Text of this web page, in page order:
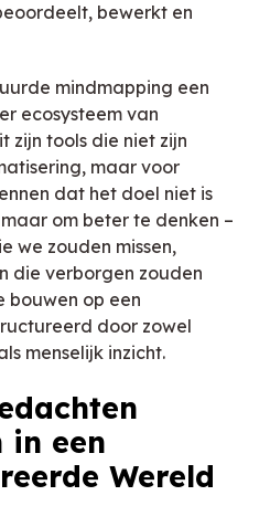
bewerkt en
mindmapping een
ecosysteem van
zijn tools die niet zijn
maar voor
dat het doel niet is
om beter te denken –
we zouden missen,
die verborgen zouden
bouwen op een
door zowel
menselijk inzicht.
in een
Wereld